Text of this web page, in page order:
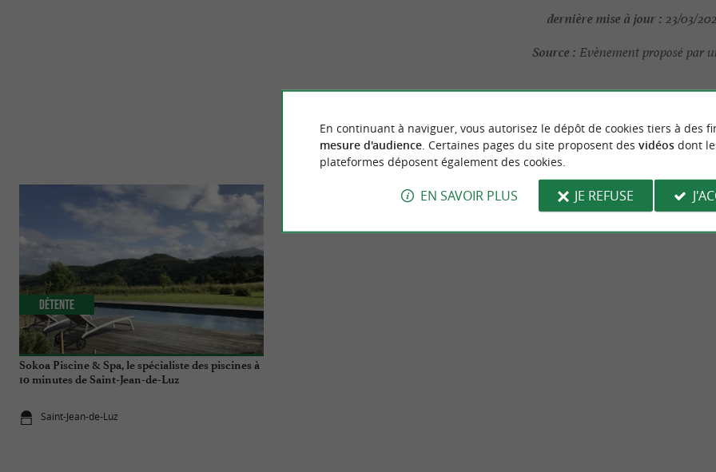
dernière mise à jour : 23/03/
Source : Evènement proposé par
NOUS AVONS TESTÉPOUR
Sokoa Piscine & Spa, le spécialiste des piscines à
10 minutes de Saint-Jean-de-Luz
Saint-Jean-de-Luz
Détente
En continuant à naviguer, vous autorisez le dépôt de cookies tiers à des
mesure d'audience. Certaines pages du site proposent des vidéosdont
plateformes déposent également des cookies.
EN SAVOIR PLUS JE REFUSE